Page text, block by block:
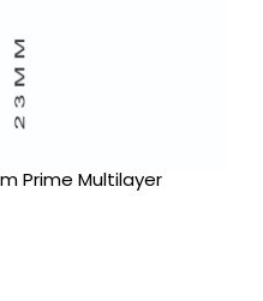
Prime Multilayer